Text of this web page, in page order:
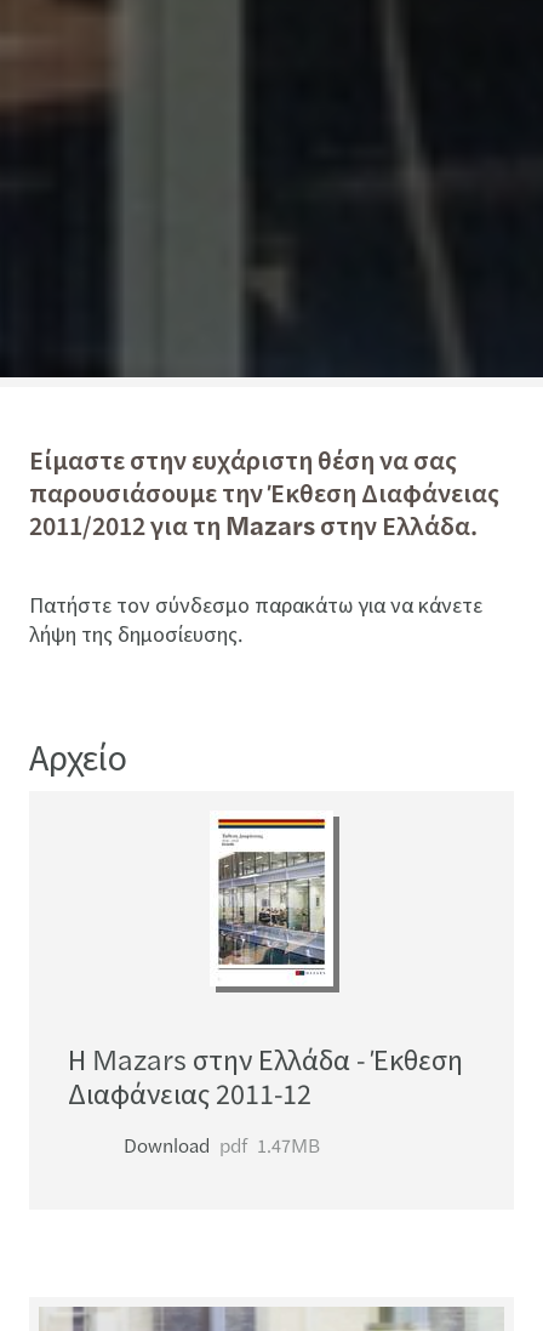
Είμαστε στην ευχάριστη θέση να σας
παρουσιάσουμε την Έκθεση Διαφάνειας
2011/2012 για τη Mazars στην Ελλάδα.
Πατήστε τον σύνδεσμο παρακάτω για να κάνετε
λήψη της δημοσίευσης.
Αρχείο
Η Mazars στην Ελλάδα - Έκθεση
Διαφάνειας 2011-12
Download pdf 1.47MB